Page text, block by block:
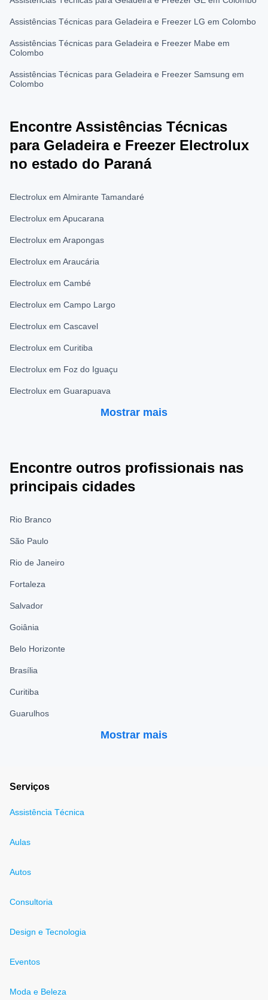
Assistências Técnicas para Geladeira e Freezer LG em Colombo
Assistências Técnicas para Geladeira e Freezer Mabe em
Colombo
Assistências Técnicas para Geladeira e Freezer Samsung em
Colombo
Encontre Assistências Técnicas
para Geladeira e Freezer Electrolux
no estado do Paraná
Electrolux em Almirante Tamandaré
Electrolux em Apucarana
Electrolux em Arapongas
Electrolux em Araucária
Electrolux em Cambé
Electrolux em Campo Largo
Electrolux em Cascavel
Electrolux em Curitiba
Electrolux em Foz do Iguaçu
Electrolux em Guarapuava
Mostrar mais
Encontre outros profissionais nas
principais cidades
Rio Branco
São Paulo
Rio de Janeiro
Fortaleza
Salvador
Goiânia
Belo Horizonte
Brasília
Curitiba
Guarulhos
Mostrar mais
Serviços
Assistência Técnica
Aulas
Autos
Consultoria
Design e Tecnologia
Eventos
Moda e Beleza